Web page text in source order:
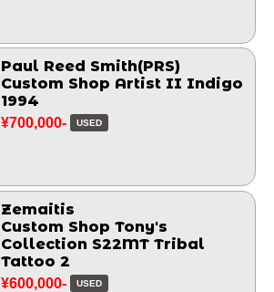
Paul Reed Smith(PRS)
Custom Shop Artist II Indigo
1994
¥700,000- USED
Zemaitis
Custom Shop Tony's
Collection S22MT Tribal
Tattoo 2
¥600,000- USED